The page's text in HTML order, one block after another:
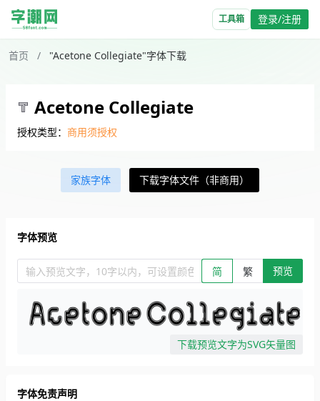
工具箱 登录/注册
首页 / "Acetone Collegiate"字体下载
Acetone Collegiate
授权类型： 商用须授权
家族字体 下载字体文件（非商用）
字体预览
输入预览文字，10字以内，可设置颜色、大小、简繁。回车查看效
简 繁 预览
下载预览文字为SVG矢量图
字体免责声明